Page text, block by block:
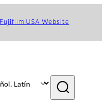
Fujifilm USA Website